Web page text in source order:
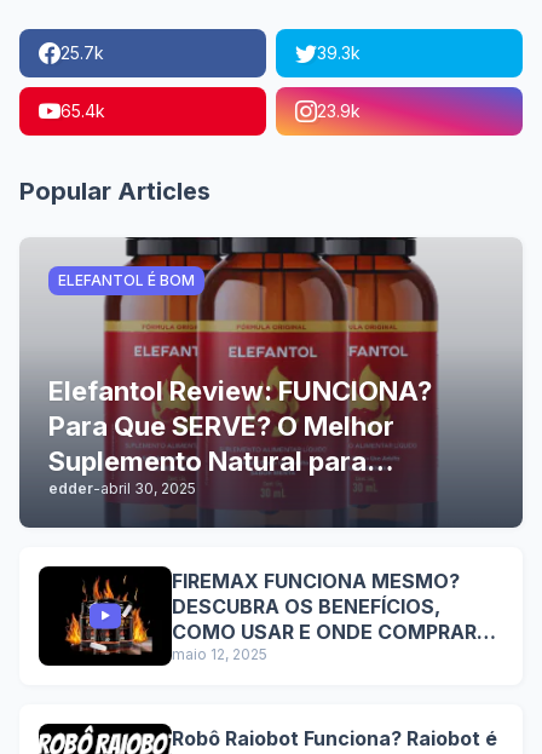
25.7k 39.3k
65.4k 23.9k
Popular Articles
ELEFANTOL É BOM
Elefantol Review: FUNCIONA?
Para Que SERVE? O Melhor
Suplemento Natural para
Performance Sexual Masculina
com Resultados Comprovados e
Benefícios Duradouros
edder-abril 30, 2025
FIREMAX FUNCIONA MESMO?
DESCUBRA OS BENEFÍCIOS,
COMO USAR E ONDE COMPRAR
COM SEGURANÇA
maio 12, 2025
Robô Raiobot Funciona? Raiobot é